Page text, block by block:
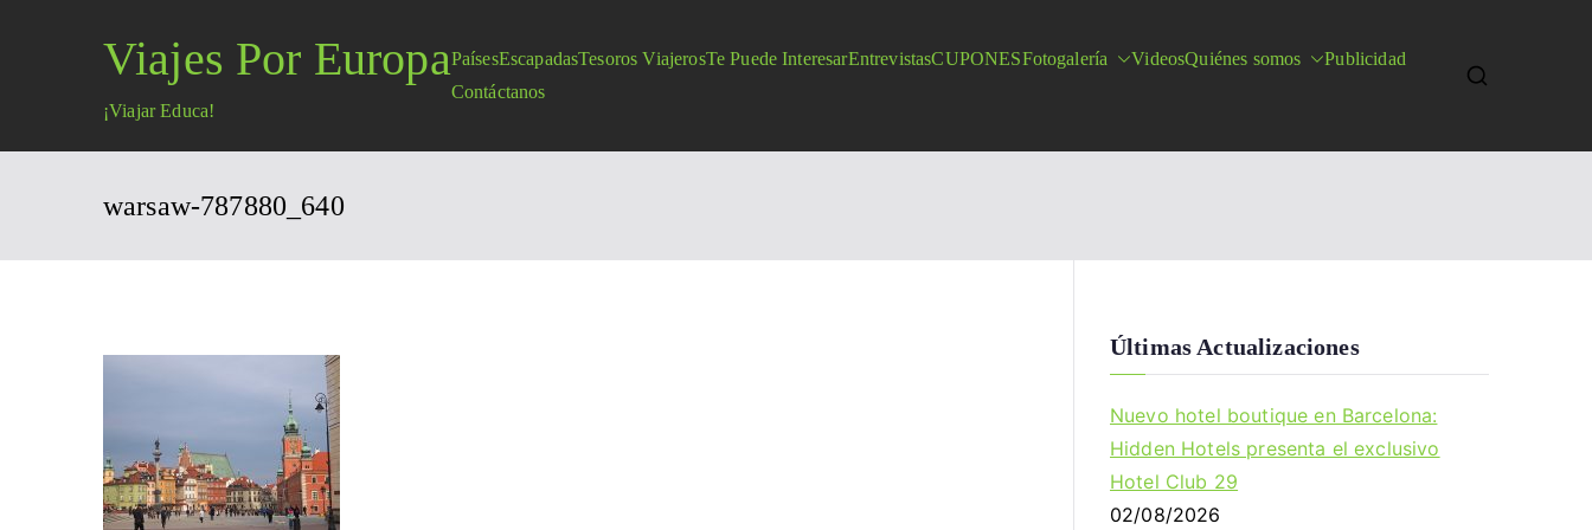
Viajes Por Europa
¡Viajar Educa!
PaísesEscapadasTesoros ViajerosTe Puede InteresarEntrevistasCUPONESFotogalería VideosQuiénes somos
Publicidad
Contáctanos
warsaw-787880_640
Últimas Actualizaciones
Nuevo hotel boutique en Barcelona:
Hidden Hotels presenta el exclusivo
Hotel Club 29
02/08/2026